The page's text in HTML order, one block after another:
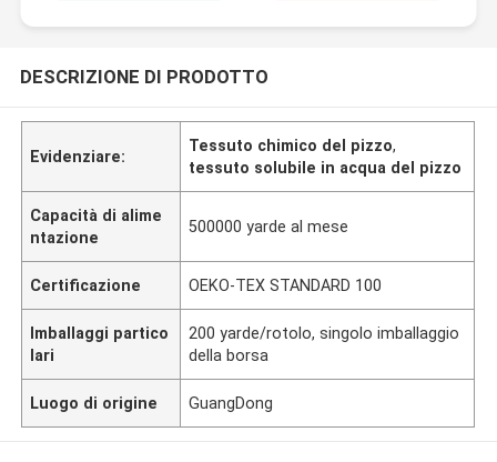
DESCRIZIONE DI PRODOTTO
Evidenziare:
Tessuto chimico del pizzo,
tessuto solubile in acqua del pizzo
Capacità di alime
ntazione
500000 yarde al mese
Certificazione OEKO-TEX STANDARD 100
Imballaggi partico
lari
200 yarde/rotolo, singolo imballaggio
della borsa
Luogo di origine GuangDong